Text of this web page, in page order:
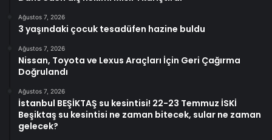
Ağustos 7, 2026
3 yaşındaki çocuk tesadüfen hazine buldu
Ağustos 7, 2026
Nissan, Toyota ve Lexus Araçları İçin Geri Çağırma
Doğrulandı
Ağustos 7, 2026
İstanbul BEŞİKTAŞ su kesintisi! 22-23 Temmuz İSKİ
Beşiktaş su kesintisi ne zaman bitecek, sular ne zaman
gelecek?